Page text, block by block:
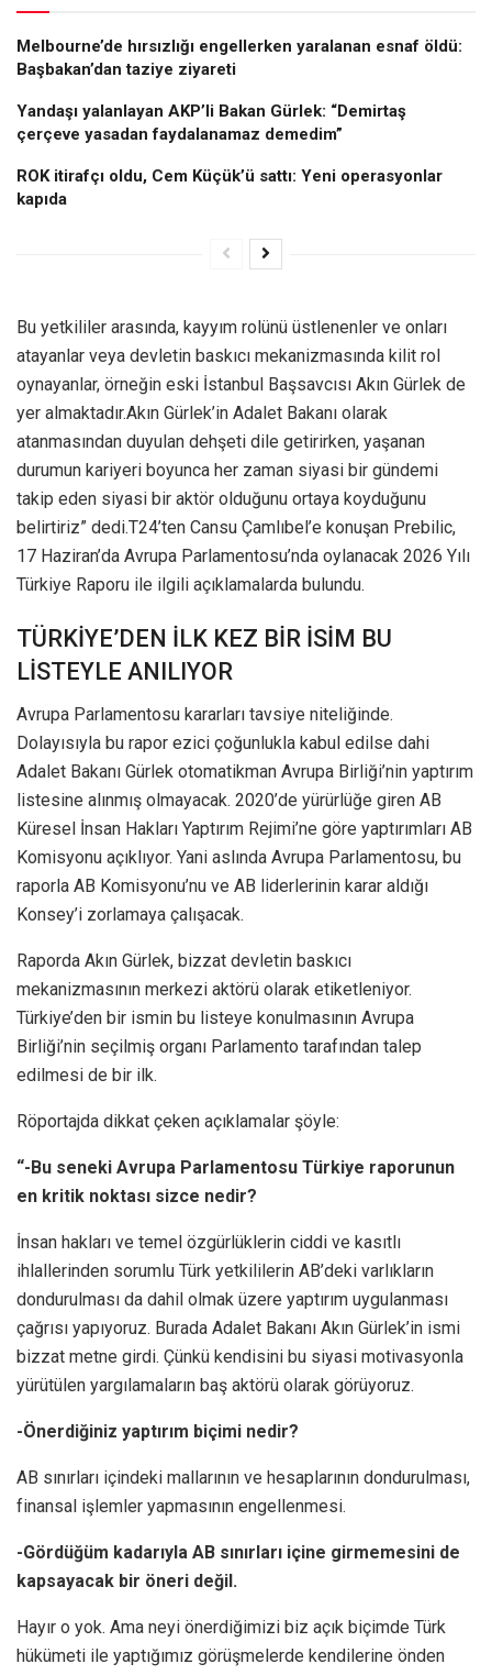
Melbourne’de hırsızlığı engellerken yaralanan esnaf öldü:
Başbakan’dan taziye ziyareti
Yandaşı yalanlayan AKP’li Bakan Gürlek: “Demirtaş
çerçeve yasadan faydalanamaz demedim”
ROK itirafçı oldu, Cem Küçük’ü sattı: Yeni operasyonlar
kapıda
Bu yetkililer arasında, kayyım rolünü üstlenenler ve onları
atayanlar veya devletin baskıcı mekanizmasında kilit rol
oynayanlar, örneğin eski İstanbul Başsavcısı Akın Gürlek de
yer almaktadır.Akın Gürlek’in Adalet Bakanı olarak
atanmasından duyulan dehşeti dile getirirken, yaşanan
durumun kariyeri boyunca her zaman siyasi bir gündemi
takip eden siyasi bir aktör olduğunu ortaya koyduğunu
belirtiriz” dedi.T24’ten Cansu Çamlıbel’e konuşan Prebilic,
17 Haziran’da Avrupa Parlamentosu’nda oylanacak 2026 Yılı
Türkiye Raporu ile ilgili açıklamalarda bulundu.
TÜRKİYE’DEN İLK KEZ BİR İSİM BU
LİSTEYLE ANILIYOR
Avrupa Parlamentosu kararları tavsiye niteliğinde.
Dolayısıyla bu rapor ezici çoğunlukla kabul edilse dahi
Adalet Bakanı Gürlek otomatikman Avrupa Birliği’nin yaptırım
listesine alınmış olmayacak. 2020’de yürürlüğe giren AB
Küresel İnsan Hakları Yaptırım Rejimi’ne göre yaptırımları AB
Komisyonu açıklıyor. Yani aslında Avrupa Parlamentosu, bu
raporla AB Komisyonu’nu ve AB liderlerinin karar aldığı
Konsey’i zorlamaya çalışacak.
Raporda Akın Gürlek, bizzat devletin baskıcı
mekanizmasının merkezi aktörü olarak etiketleniyor.
Türkiye’den bir ismin bu listeye konulmasının Avrupa
Birliği’nin seçilmiş organı Parlamento tarafından talep
edilmesi de bir ilk.
Röportajda dikkat çeken açıklamalar şöyle:
“-Bu seneki Avrupa Parlamentosu Türkiye raporunun
en kritik noktası sizce nedir?
İnsan hakları ve temel özgürlüklerin ciddi ve kasıtlı
ihlallerinden sorumlu Türk yetkililerin AB’deki varlıkların
dondurulması da dahil olmak üzere yaptırım uygulanması
çağrısı yapıyoruz. Burada Adalet Bakanı Akın Gürlek’in ismi
bizzat metne girdi. Çünkü kendisini bu siyasi motivasyonla
yürütülen yargılamaların baş aktörü olarak görüyoruz.
-Önerdiğiniz yaptırım biçimi nedir?
AB sınırları içindeki mallarının ve hesaplarının dondurulması,
finansal işlemler yapmasının engellenmesi.
-Gördüğüm kadarıyla AB sınırları içine girmemesini de
kapsayacak bir öneri değil.
Hayır o yok. Ama neyi önerdiğimizi biz açık biçimde Türk
hükümeti ile yaptığımız görüşmelerde kendilerine önden